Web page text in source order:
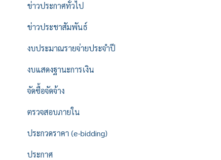
ข่าวประกาศทั่วไป
ข่าวประชาสัมพันธ์
งบประมาณรายจ่ายประจำปี
งบแสดงฐานะการเงิน
จัดซื้อจัดจ้าง
ตรวจสอบภายใน
ประกวดราคา (e-bidding)
ประกาศ